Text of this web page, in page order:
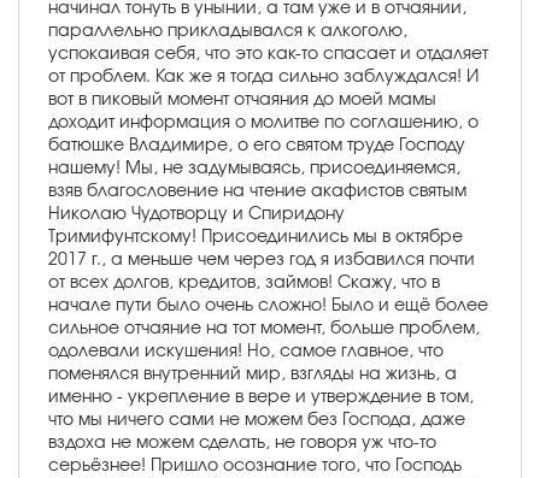
начинал тонуть в унынии, а там уже и в отчаянии,
параллельно прикладывался к алкоголю,
успокаивая себя, что это как-то спасает и отдаляет
от проблем. Как же я тогда сильно заблуждался! И
вот в пиковый момент отчаяния до моей мамы
доходит информация о молитве по соглашению, о
батюшке Владимире, о его святом труде Господу
нашему! Мы, не задумываясь, присоединяемся,
взяв благословение на чтение акафистов святым
Николаю Чудотворцу и Спиридону
Тримифунтскому! Присоединились мы в октябре
2017 г., а меньше чем через год я избавился почти
от всех долгов, кредитов, займов! Скажу, что в
начале пути было очень сложно! Было и ещё более
сильное отчаяние на тот момент, больше проблем,
одолевали искушения! Но, самое главное, что
поменялся внутренний мир, взгляды на жизнь, а
именно - укрепление в вере и утверждение в том,
что мы ничего сами не можем без Господа, даже
вздоха не можем сделать, не говоря уж что-то
серьёзнее! Пришло осознание того, что Господь